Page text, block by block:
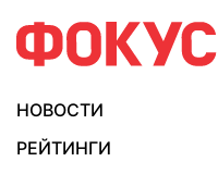
НОВОСТИ
РЕЙТИНГИ